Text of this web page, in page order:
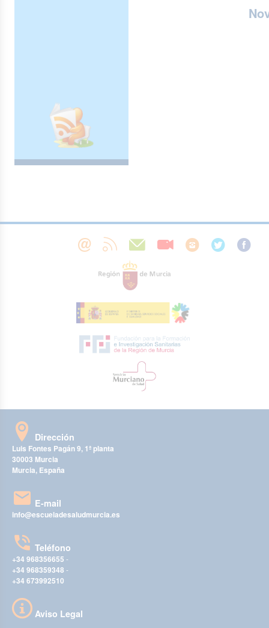
Dirección
Luis Fontes Pagán 9, 1ª planta
30003 Murcia
Murcia, España
E-mail
info@escueladesaludmurcia.es
Teléfono
+34 968356655 -
+34 968359348 -
+34 673992510
Aviso Legal